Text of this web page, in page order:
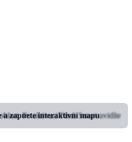
a zapnete interaktivní mapu
Po aktivaci Findi Smart uvidíte